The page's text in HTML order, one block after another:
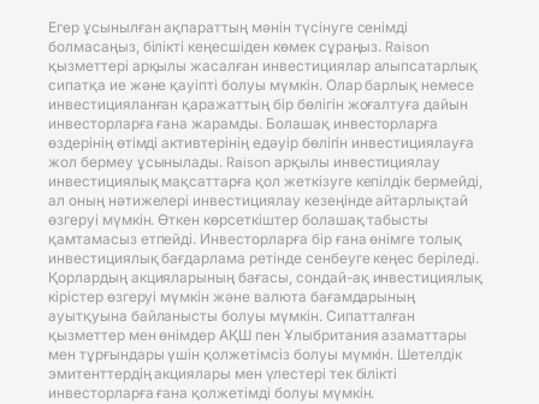
Егер ұсынылған ақпараттың мәнін түсінуге сенімді
болмасаңыз, білікті кеңесшіден көмек сұраңыз. Raison
қызметтері арқылы жасалған инвестициялар алыпсатарлық
сипатқа ие және қауіпті болуы мүмкін. Олар барлық немесе
инвестицияланған қаражаттың бір бөлігін жоғалтуға дайын
инвесторларға ғана жарамды. Болашақ инвесторларға
өздерінің өтімді активтерінің едәуір бөлігін инвестициялауға
жол бермеу ұсынылады. Raison арқылы инвестициялау
инвестициялық мақсаттарға қол жеткізуге кепілдік бермейді,
ал оның нәтижелері инвестициялау кезеңінде айтарлықтай
өзгеруі мүмкін. Өткен көрсеткіштер болашақ табысты
қамтамасыз етпейді. Инвесторларға бір ғана өнімге толық
инвестициялық бағдарлама ретінде сенбеуге кеңес беріледі.
Қорлардың акцияларының бағасы, сондай-ақ инвестициялық
кірістер өзгеруі мүмкін және валюта бағамдарының
ауытқуына байланысты болуы мүмкін. Сипатталған
қызметтер мен өнімдер АҚШ пен Ұлыбритания азаматтары
мен тұрғындары үшін қолжетімсіз болуы мүмкін. Шетелдік
эмитенттердің акциялары мен үлестері тек білікті
инвесторларға ғана қолжетімді болуы мүмкін.